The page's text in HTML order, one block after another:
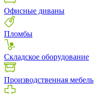
Офисные диваны
Пломбы
Складское оборудование
Производственная мебель